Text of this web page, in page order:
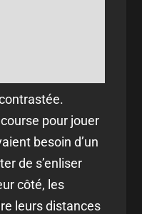
pour jouer
besoin d’un
de s’enliser
côté, les
leurs distances